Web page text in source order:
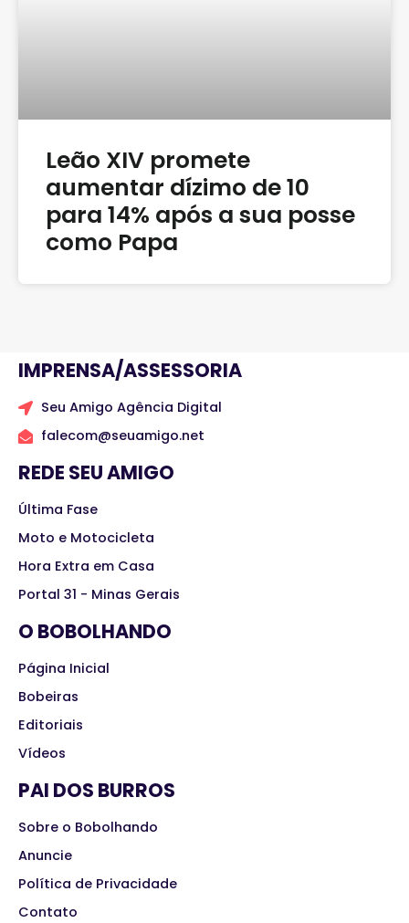
Leão XIV promete
aumentar dízimo de 10
para 14% após a sua posse
como Papa
IMPRENSA/ASSESSORIA
Seu Amigo Agência Digital
falecom@seuamigo.net
REDE SEU AMIGO
Última Fase
Moto e Motocicleta
Hora Extra em Casa
Portal 31 - Minas Gerais
O BOBOLHANDO
Página Inicial
Bobeiras
Editoriais
Vídeos
PAI DOS BURROS
Sobre o Bobolhando
Anuncie
Política de Privacidade
Contato